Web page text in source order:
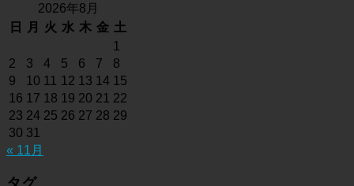
2026年8月
日
月 火 水 木 金 土
1
2
3 4 5 6 7
8
9
10 11 12 13 14 15
16 17 18 19 20 21 22
23 24 25 26 27 28 29
30 31
« 11月